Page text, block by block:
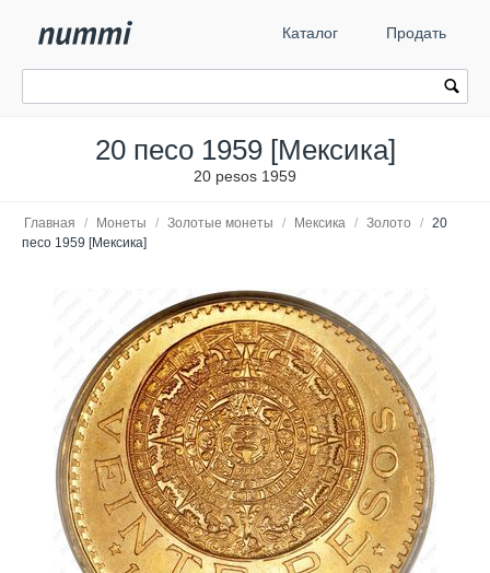
Каталог Продать
20 песо 1959 [Мексика]
20 pesos 1959
Главная / Монеты / Золотые монеты / Мексика / Золото / 20
песо 1959 [Мексика]